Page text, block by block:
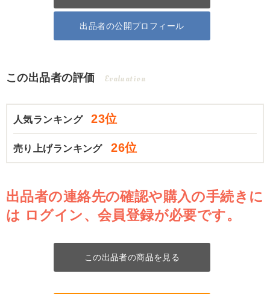
出品者の公開プロフィール
この出品者の評価 Evaluation
人気ランキング 23位
売り上げランキング 26位
出品者の連絡先の確認や購入の手続きに
は ログイン、会員登録が必要です。
この出品者の商品を見る